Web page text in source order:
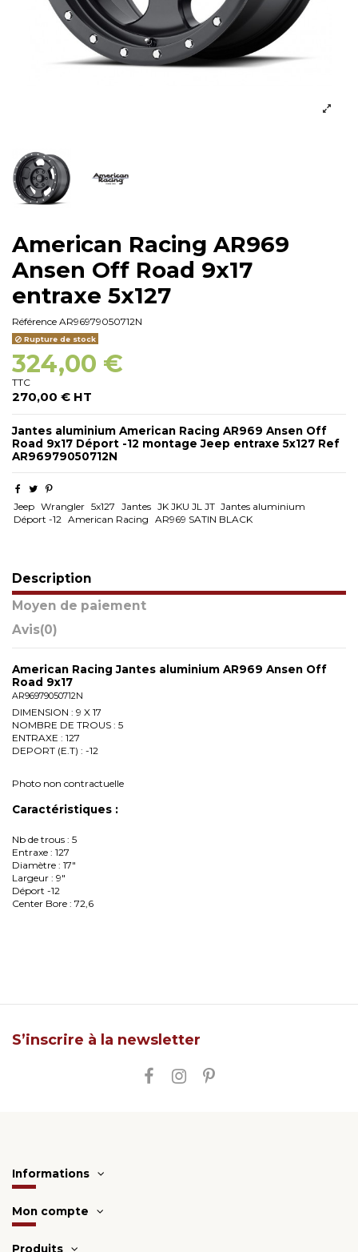
American Racing AR969
Ansen Off Road 9x17
entraxe 5x127
Référence AR96979050712N
Rupture de stock
324,00 €
TTC
270,00 € HT
Jantes aluminium American Racing AR969 Ansen Off
Road 9x17 Déport -12 montage Jeep entraxe 5x127 Ref
AR96979050712N
Jeep Wrangler 5x127 Jantes JK JKU JL JT Jantes aluminium
Déport -12
American Racing AR969 SATIN BLACK
Description
Moyen de paiement
Avis(0)
American Racing Jantes aluminium AR969 Ansen Off
Road 9x17
AR96979050712N
DIMENSION : 9 X 17
NOMBRE DE TROUS : 5
ENTRAXE : 127
DEPORT (E.T) : -12
Photo non contractuelle
Caractéristiques :
Nb de trous : 5
Entraxe : 127
Diamètre : 17"
Largeur : 9"
Déport -12
Center Bore : 72,6
S’inscrire à la newsletter
Informations
Mon compte
Produits